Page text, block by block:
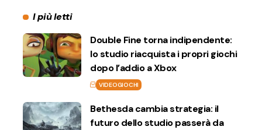
I più letti
Double Fine torna indipendente:
lo studio riacquista i propri giochi
dopo l’addio a Xbox
VIDEOGIOCHI
Bethesda cambia strategia: il
futuro dello studio passerà da